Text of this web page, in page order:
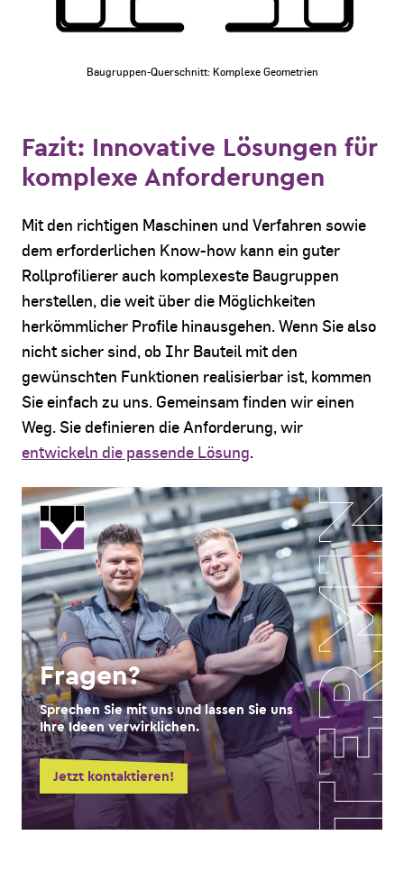
Baugruppen-Querschnitt: Komplexe Geometrien
Fazit: Innovative Lösungen für
komplexe Anforderungen
Mit den richtigen Maschinen und Verfahren sowie
dem erforderlichen Know-how kann ein guter
Rollprofilierer auch komplexeste Baugruppen
herstellen, die weit über die Möglichkeiten
herkömmlicher Profile hinausgehen. Wenn Sie also
nicht sicher sind, ob Ihr Bauteil mit den
gewünschten Funktionen realisierbar ist, kommen
Sie einfach zu uns. Gemeinsam finden wir einen
Weg. Sie definieren die Anforderung, wir
entwickeln die passende Lösung.
Fragen?
Sprechen Sie mit uns und lassen Sie uns
Ihre Ideen verwirklichen.
Jetzt kontaktieren!